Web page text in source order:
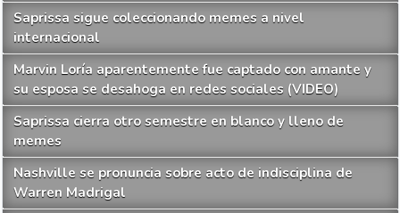
Saprissa sigue coleccionando memes a nivel
internacional
Marvin Loría aparentemente fue captado con amante y
su esposa se desahoga en redes sociales (VIDEO)
Saprissa cierra otro semestre en blanco y lleno de
memes
Nashville se pronuncia sobre acto de indisciplina de
Warren Madrigal